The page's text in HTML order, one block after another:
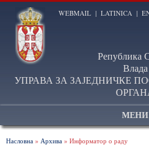
WEBMAIL | LATINICA |
Република
Влада
УПРАВА ЗА ЗАЈЕДНИЧКЕ
МЕНИ
Насловна » Архива » Информатор о раду